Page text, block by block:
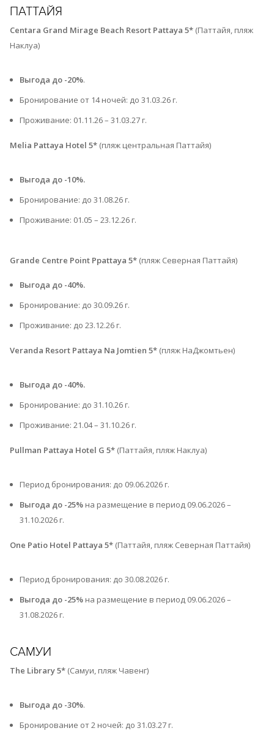
ПАТТАЙЯ
Centara Grand Mirage Beach Resort Pattaya 5* (Паттайя, пляж
Наклуа)
Выгода до -20%.
Бронирование от 14 ночей: до 31.03.26 г.
Проживание: 01.11.26 – 31.03.27 г.⁠
Melia Pattaya Hotel 5* (пляж центральная Паттайя)
Выгода до -10%.
Бронирование: до 31.08.26 г.
Проживание: 01.05 – 23.12.26 г.⁠
Grande Centre Point Ppattaya 5* (пляж Северная Паттайя)
Выгода до -40%.
Бронирование: до 30.09.26 г.
Проживание: до 23.12.26 г.
Veranda Resort Pattaya Na Jomtien 5* (пляж НаДжомтьен)
Выгода до -40%.
Бронирование: до 31.10.26 г.
Проживание: 21.04 – 31.10.26 г.⁠
Pullman Pattaya Hotel G 5* (Паттайя, пляж Наклуа)
Период бронирования: до 09.06.2026 г.
Выгода до -25% на размещение в период 09.06.2026 –
31.10.2026 г.
One Patio Hotel Pattaya 5* (Паттайя, пляж Северная Паттайя)
Период бронирования: до 30.08.2026 г.
Выгода до -25% на размещение в период 09.06.2026 –
31.08.2026 г.
САМУИ
The Library 5* (Самуи, пляж Чавенг)
Выгода до -30%.
Бронирование от 2 ночей: до 31.03.27 г.